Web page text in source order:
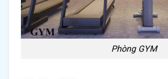
Phòng GYM